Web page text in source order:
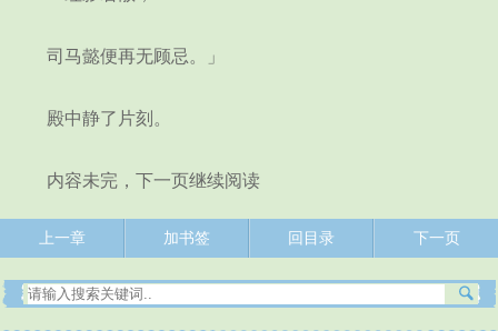
司马懿便再无顾忌。」
殿中静了片刻。
内容未完，下一页继续阅读
上一章 加书签 回目录 下一页